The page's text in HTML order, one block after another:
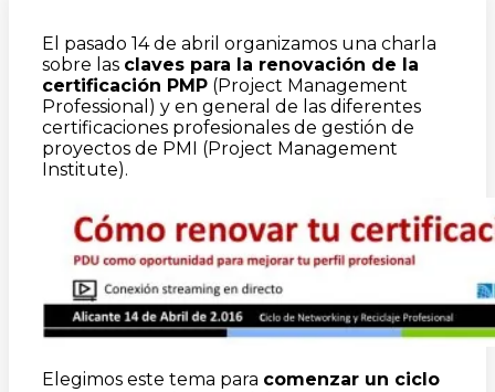
El pasado 14 de abril organizamos una charla
sobre las claves para la renovación de la
certificación PMP (Project Management
Professional) y en general de las diferentes
certificaciones profesionales de gestión de
proyectos de PMI (Project Management
Institute).
Elegimos este tema para comenzar un ciclo